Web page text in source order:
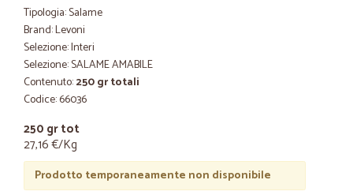
Tipologia: Salame
Brand: Levoni
Selezione: Interi
Selezione: SALAME AMABILE
Contenuto:250 gr totali
Codice: 66036
250 gr tot
27,16 €/Kg
Prodotto temporaneamente non disponibile